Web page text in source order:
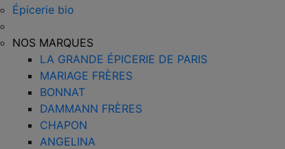
Épicerie bio
NOS MARQUES
LA GRANDE ÉPICERIE DE PARIS
MARIAGE FRÈRES
BONNAT
DAMMANN FRÈRES
CHAPON
ANGELINA